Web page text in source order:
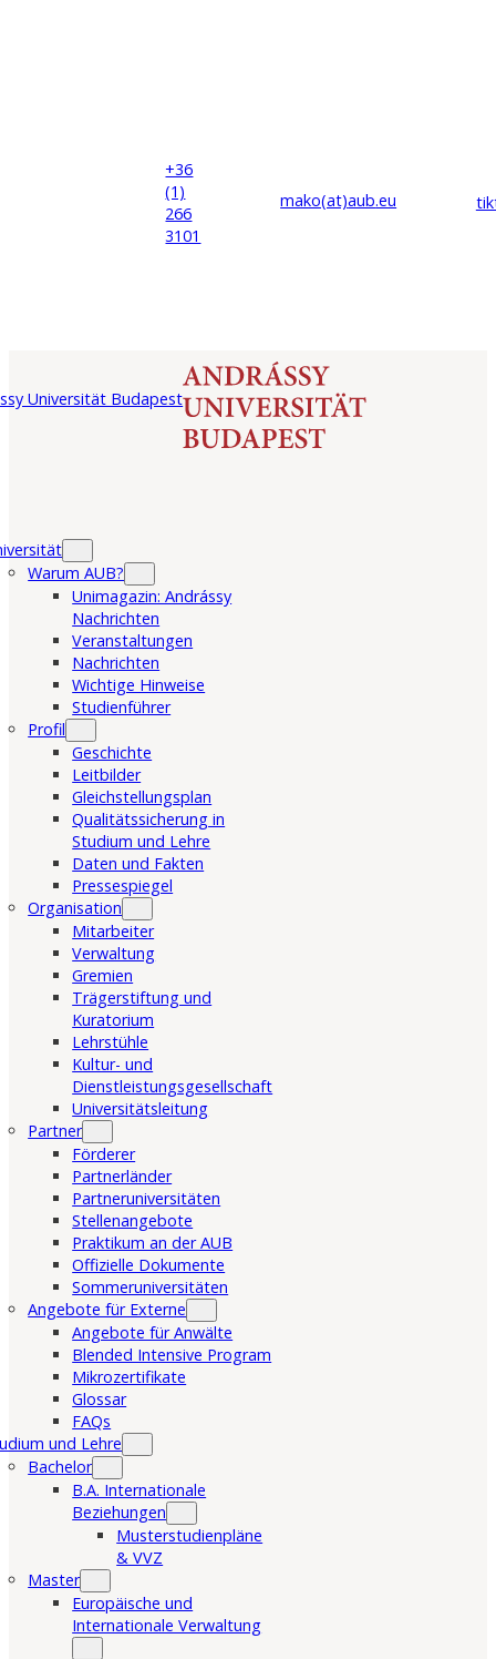
+36
(1)
266
3101
mako(at)aub.eu
Warum AUB?
Unimagazin: Andrássy
Nachrichten
Veranstaltungen
Nachrichten
Wichtige Hinweise
Studienführer
Profil
Geschichte
Leitbilder
Gleichstellungsplan
Qualitätssicherung in
Studium und Lehre
Daten und Fakten
Pressespiegel
Organisation
Mitarbeiter
Verwaltung
Gremien
Trägerstiftung und
Kuratorium
Lehrstühle
Kultur- und
Dienstleistungsgesellschaft
Universitätsleitung
Partner
Förderer
Partnerländer
Partneruniversitäten
Stellenangebote
Praktikum an der AUB
Offizielle Dokumente
Sommeruniversitäten
Angebote für Externe
Angebote für Anwälte
Blended Intensive Program
Mikrozertifikate
Glossar
FAQs
und Lehre
Bachelor
B.A. Internationale
Beziehungen
Musterstudienpläne
& VVZ
Master
Europäische und
Internationale Verwaltung